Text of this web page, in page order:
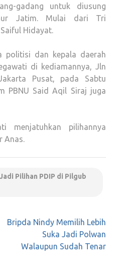
gadang untuk diusung
Jatim. Mulai dari Tri
Hidayat.
politisi dan kepala daerah
di kediamannya, Jln
Pusat, pada Sabtu
PBNU Said Aqil Siraj juga
menjatuhkan pilihannya
Anas.
Pilihan PDIP di Pilgub
Bripda Nindy Memilih Lebih
Suka Jadi Polwan
Walaupun Sudah Tenar